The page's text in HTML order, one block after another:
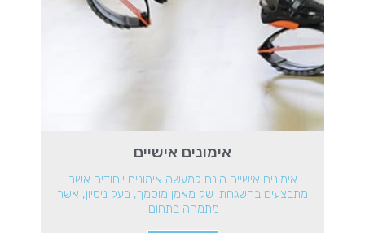
אימונים אישיים
אימונים אישיים הינם למעשה אימונים ייחודים אשר
מתבצעים בהשגחתו של מאמן מוסמך, בעל ניסיון, אשר
מתמחה בתחום.